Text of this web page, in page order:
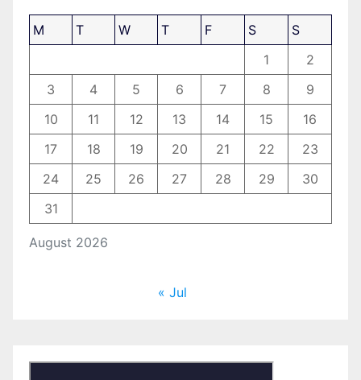
August 2026
M T W T F S
S
1
2
3
4 5 6 7 8
9
10
11 12 13 14 15
16
17
18 19 20 21 22
23
24
25 26 27 28 29
30
31
« Jul